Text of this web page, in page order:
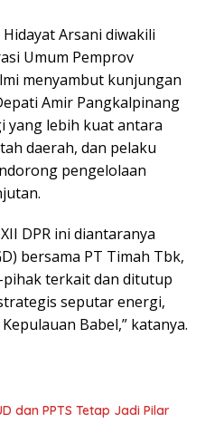
Arsani diwakili
Umum Pemprov
menyambut kunjungan
Amir Pangkalpinang
yang lebih kuat antara
daerah, dan pelaku
pengelolaan
DPR ini diantaranya
bersama PT Timah Tbk,
pihak terkait dan ditutup
seputar energi,
Babel,” katanya.
dan PPTS Tetap Jadi Pilar